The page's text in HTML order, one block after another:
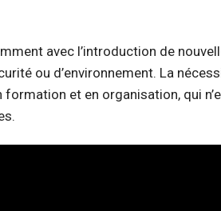
avec l’introduction de
ou d’environnement. La
et en organisation, qui